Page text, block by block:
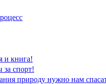
и книга!
спорт!
природу нужно нам